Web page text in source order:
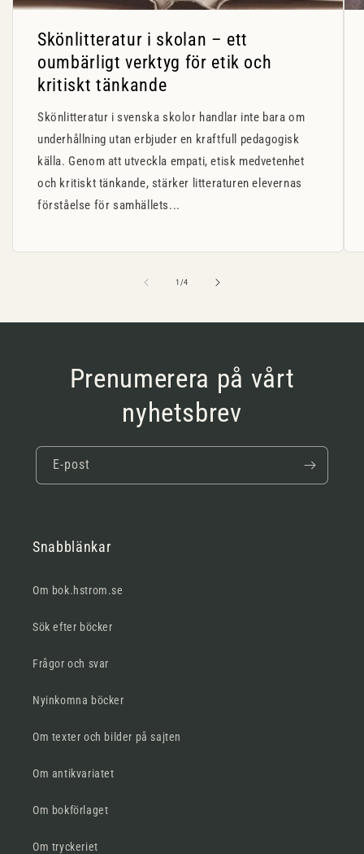
Skönlitteratur i skolan – ett
oumbärligt verktyg för etik och
kritiskt tänkande
Skönlitteratur i svenska skolor handlar inte bara om
underhållning utan erbjuder en kraftfull pedagogisk
källa. Genom att utveckla empati, etisk medvetenhet
och kritiskt tänkande, stärker litteraturen elevernas
förståelse för samhällets...
1 /av
4
Prenumerera på vårt
nyhetsbrev
E-post
Snabblänkar
Om bok.hstrom.se
Sök efter böcker
Frågor och svar
Nyinkomna böcker
Om texter och bilder på sajten
Om antikvariatet
Om bokförlaget
Om tryckeriet